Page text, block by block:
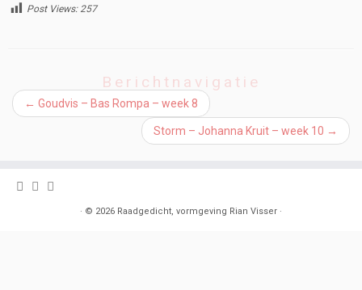
Post Views: 257
Berichtnavigatie
← Goudvis – Bas Rompa – week 8
Storm – Johanna Kruit – week 10 →
· © 2026 Raadgedicht, vormgeving Rian Visser ·